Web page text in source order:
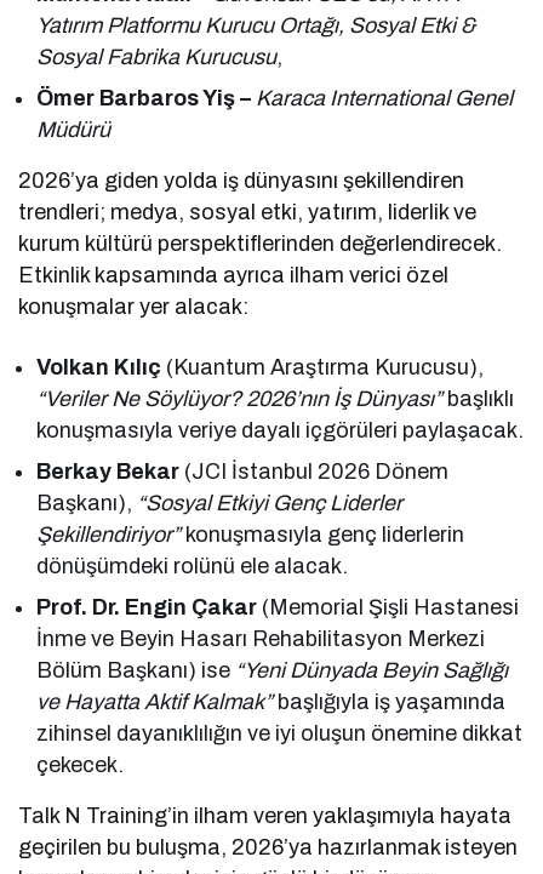
Yatırım Platformu Kurucu Ortağı, Sosyal Etki &
Sosyal Fabrika Kurucusu,
Ömer Barbaros Yiş – Karaca International Genel
Müdürü
2026’ya giden yolda iş dünyasını şekillendiren
trendleri; medya, sosyal etki, yatırım, liderlik ve
kurum kültürü perspektiflerinden değerlendirecek.
Etkinlik kapsamında ayrıca ilham verici özel
konuşmalar yer alacak:
Volkan Kılıç (Kuantum Araştırma Kurucusu),
“Veriler Ne Söylüyor? 2026’nın İş Dünyası” başlıklı
konuşmasıyla veriye dayalı içgörüleri paylaşacak.
Berkay Bekar (JCI İstanbul 2026 Dönem
Başkanı), “Sosyal Etkiyi Genç Liderler
Şekillendiriyor” konuşmasıyla genç liderlerin
dönüşümdeki rolünü ele alacak.
Prof. Dr. Engin Çakar (Memorial Şişli Hastanesi
İnme ve Beyin Hasarı Rehabilitasyon Merkezi
Bölüm Başkanı) ise “Yeni Dünyada Beyin Sağlığı
ve Hayatta Aktif Kalmak” başlığıyla iş yaşamında
zihinsel dayanıklılığın ve iyi oluşun önemine dikkat
çekecek.
Talk N Training’in ilham veren yaklaşımıyla hayata
geçirilen bu buluşma, 2026’ya hazırlanmak isteyen